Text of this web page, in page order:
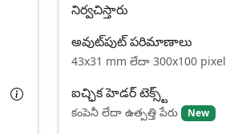
నిర్వచిస్తారు
అవుట్‌పుట్ పరిమాణాలు
43x31 mm లేదా 300x100 pixel
ఐచ్ఛిక హెడర్ టెక్స్ట్
కంపెనీ లేదా ఉత్పత్తి పేరు New